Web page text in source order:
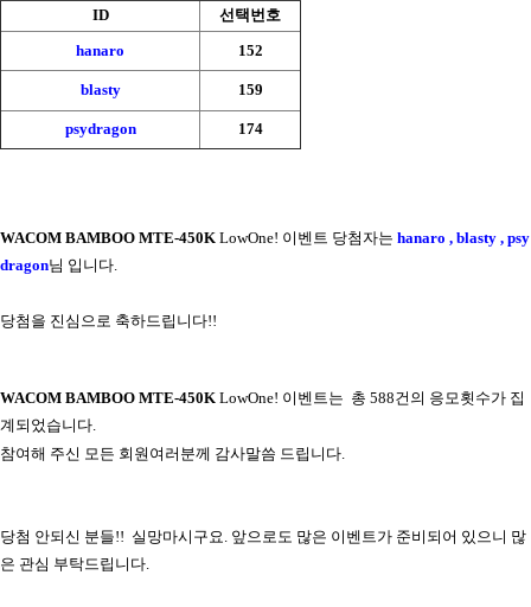
ID
선택번호
hanaro
152
blasty 159
psydragon 174
WACOM BAMBOO MTE-450K LowOne! 이벤트 당첨자는 hanaro , blasty , psy
dragon님 입니다.
당첨을 진심으로 축하드립니다!!
WACOM BAMBOO MTE-450K LowOne! 이벤트는 총 588건의 응모횟수가 집
계되었습니다.
참여해 주신 모든 회원여러분께 감사말씀 드립니다.
당첨 안되신 분들!! 실망마시구요. 앞으로도 많은 이벤트가 준비되어 있으니 많
은 관심 부탁드립니다.